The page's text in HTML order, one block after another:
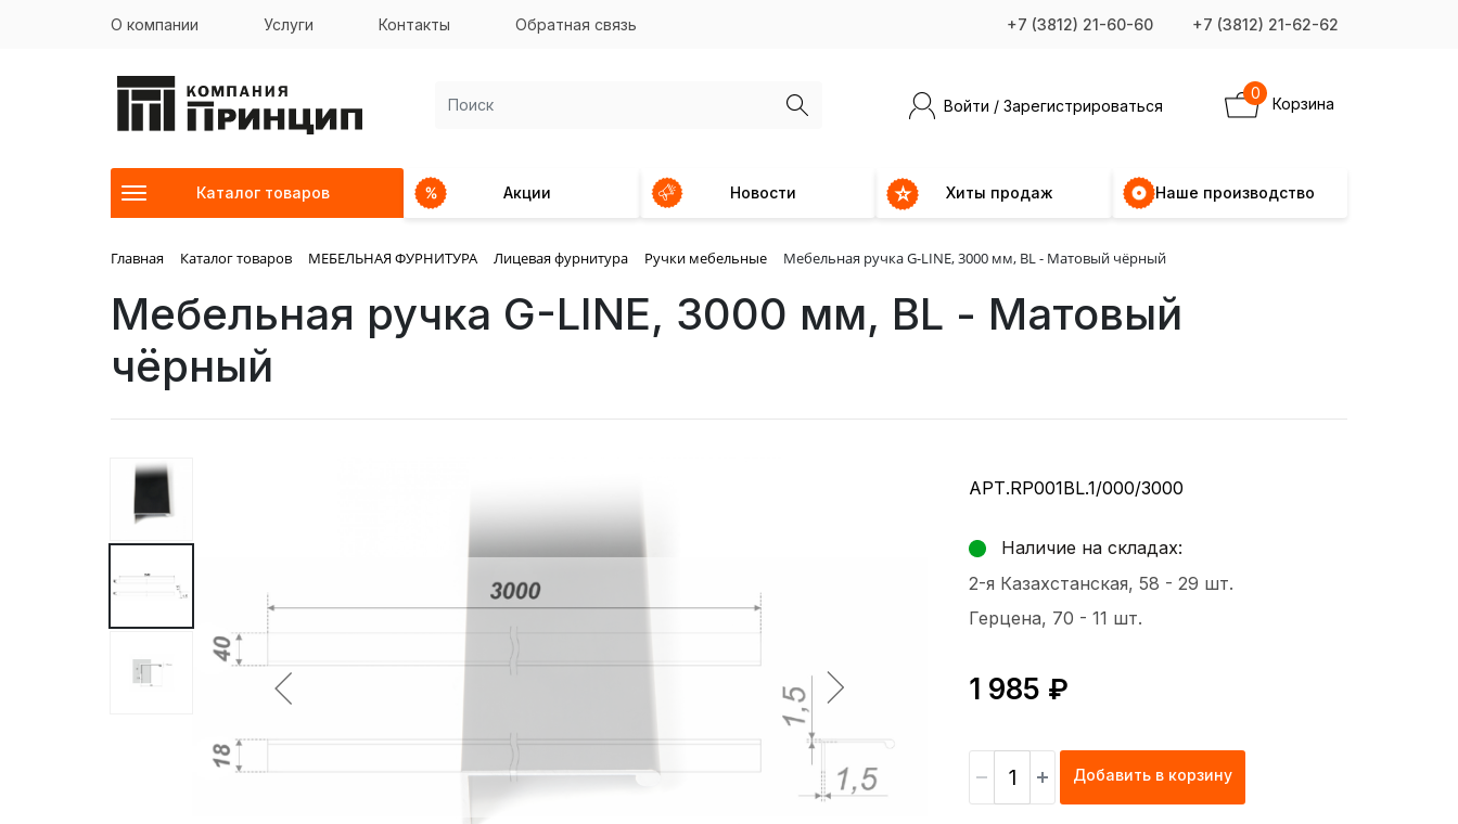
О компании Услуги Контакты Обратная связь +7 (3812) 21-60-60 +7 (3812) 21-62-62
Войти / Зарегистрироваться Корзина
0
Каталог товаров Акции Новости Хиты продаж Наше производство
Главная Каталог товаров МЕБЕЛЬНАЯ ФУРНИТУРА Лицевая фурнитура Ручки мебельные Мебельная ручка G-LINE, 3000 мм, BL - Матовый чёрный
Мебельная ручка G-LINE, 3000 мм, BL - Матовый
чёрный
АРТ.RP001BL.1/000/3000
Наличие на складах:
2-я Казахстанская, 58 - 29 шт.
Герцена, 70 - 11 шт.
1 985 ₽
Добавить в корзину